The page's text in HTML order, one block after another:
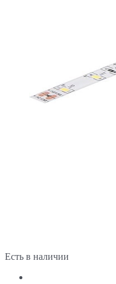
Есть в наличии